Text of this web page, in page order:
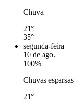
Chuva
21°
35°
segunda-feira
10 de ago.
100%
Chuvas esparsas
21°